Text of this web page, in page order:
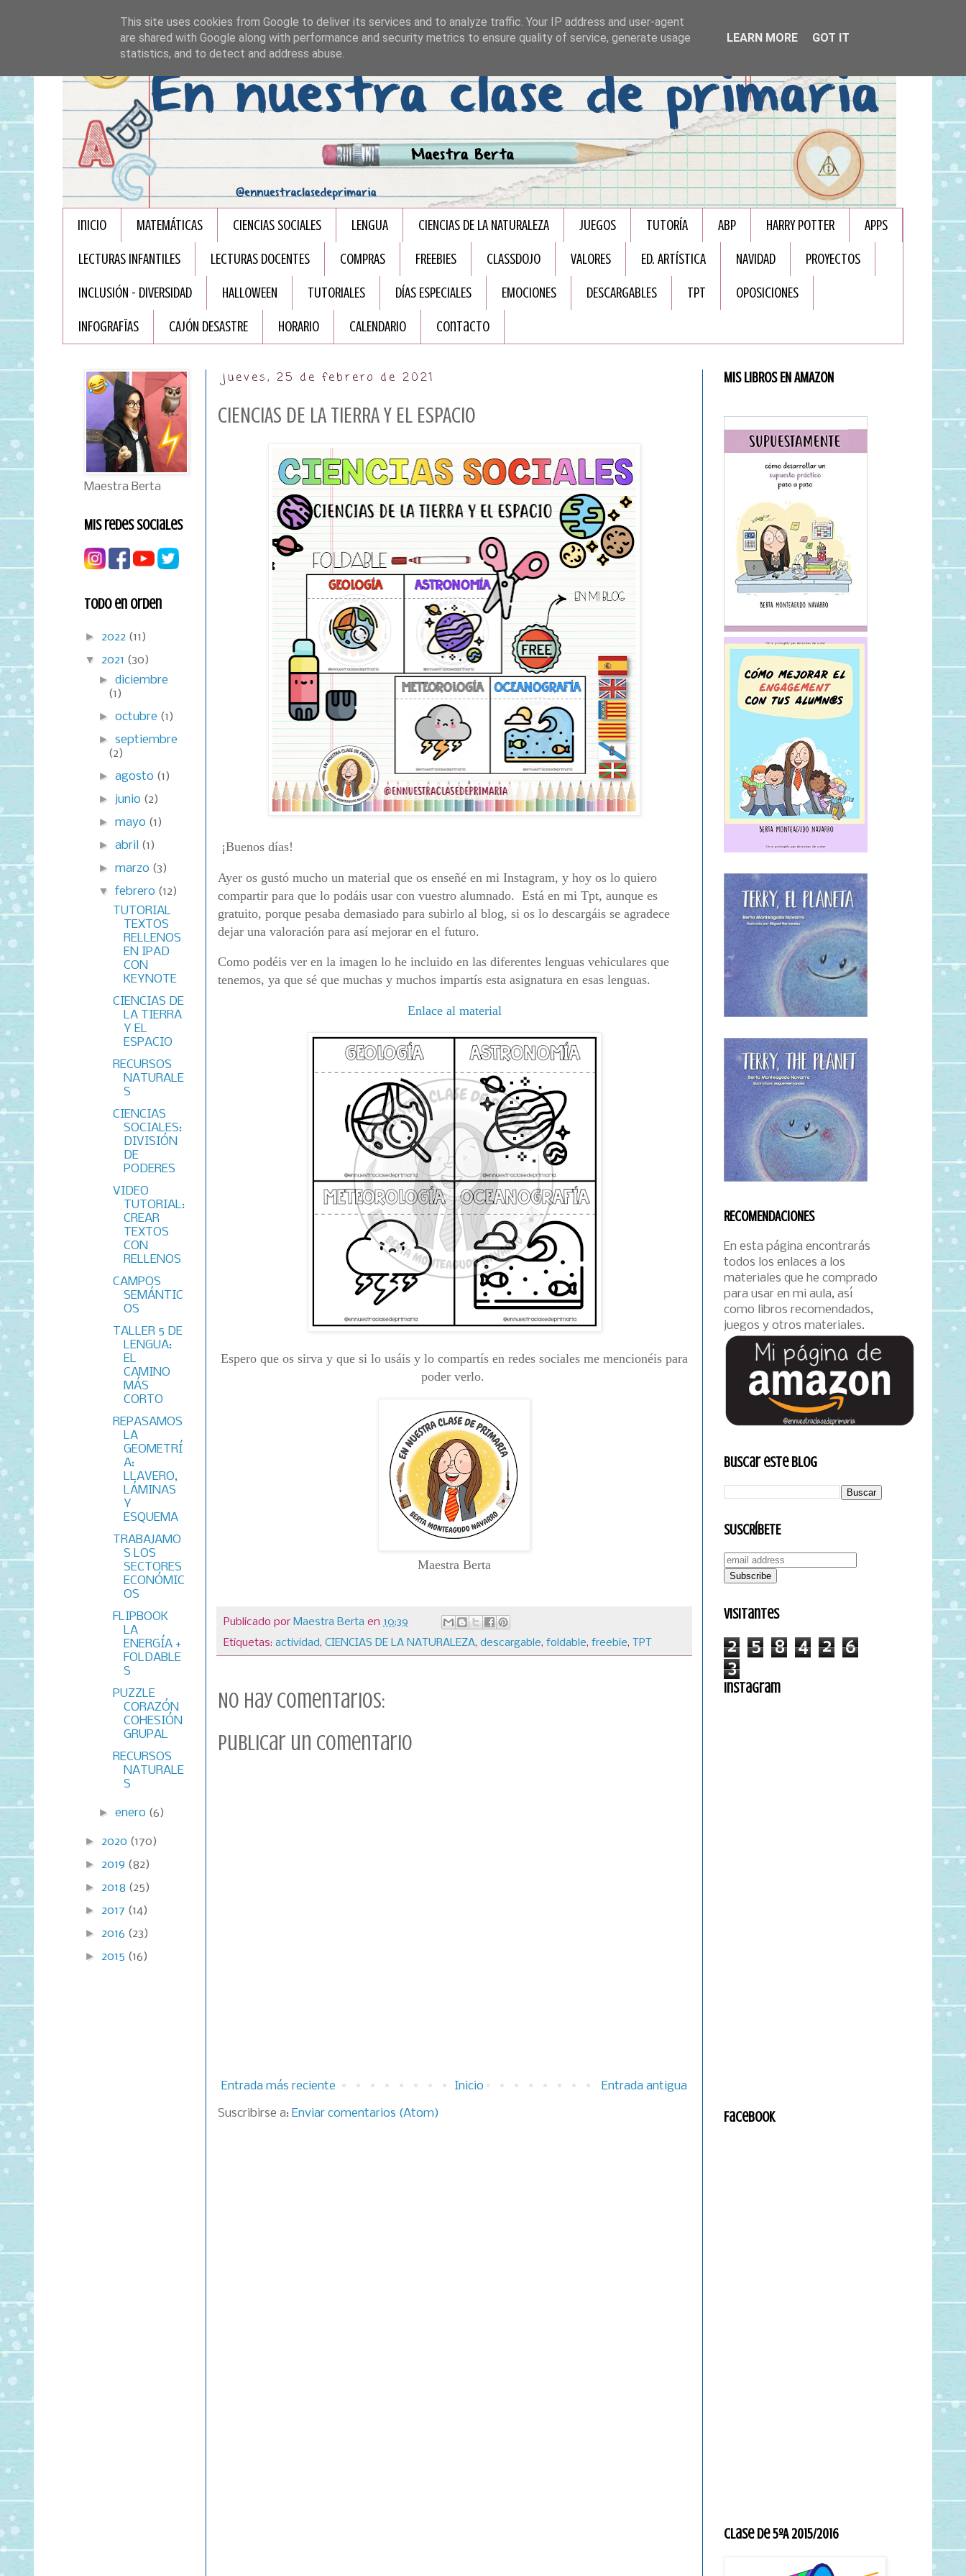
Inicio MATEMÁTICAS CIENCIAS SOCIALES LENGUA CIENCIAS DE LA NATURALEZA JUEGOS TUTORÍA ABP HARRY POTTER APPS
LECTURAS INFANTILES LECTURAS DOCENTES COMPRAS FREEBIES CLASSDOJO VALORES ED. ARTÍSTICA NAVIDAD PROYECTOS
INCLUSIÓN - DIVERSIDAD HALLOWEEN TUTORIALES DÍAS ESPECIALES EMOCIONES DESCARGABLES TPT OPOSICIONES
INFOGRAFÏAS CAJÓN DESASTRE HORARIO CALENDARIO Contacto
jueves, 25 de febrero de 2021
CIENCIAS DE LA TIERRA Y EL ESPACIO
¡Buenos días!
Ayer os gustó mucho un material que os enseñé en mi Instagram, y hoy os lo quiero
compartir para que lo podáis usar con vuestro alumnado. Está en mi Tpt, aunque es
gratuito, porque pesaba demasiado para subirlo al blog, si os lo descargáis se agradece
dejar una valoración para así mejorar en el futuro.
Como podéis ver en la imagen lo he incluido en las diferentes lenguas vehiculares que
tenemos, ya que sé que muchas y muchos impartís esta asignatura en esas lenguas.
Enlace al material
Espero que os sirva y que si lo usáis y lo compartís en redes sociales me mencionéis para
poder verlo.
Maestra Berta
Publicado por Maestra Berta en 10:39
Etiquetas: actividad, CIENCIAS DE LA NATURALEZA, descargable, foldable, freebie, TPT
No hay comentarios:
Publicar un comentario
Entrada más reciente Entrada antigua
Inicio
Suscribirse a: Enviar comentarios (Atom)
Maestra Berta
Mis redes sociales
Todo en orden
► 2022 (11)
▼ 2021 (30)
►diciembre
(1)
►octubre (1)
►septiembre
(2)
►agosto (1)
► junio (2)
►mayo (1)
►abril (1)
►marzo (3)
▼febrero (12)
TUTORIAL
TEXTOS
RELLENOS
EN IPAD
CON
KEYNOTE
CIENCIAS DE
LA TIERRA
Y EL
ESPACIO
RECURSOS
NATURALE
S
CIENCIAS
SOCIALES:
DIVISIÓN
DE
PODERES
VIDEO
TUTORIAL:
CREAR
TEXTOS
CON
RELLENOS
CAMPOS
SEMÁNTIC
OS
TALLER 5 DE
LENGUA:
EL
CAMINO
MÁS
CORTO
REPASAMOS
LA
GEOMETRÍ
A:
LLAVERO,
LÁMINAS
Y
ESQUEMA
TRABAJAMO
S LOS
SECTORES
ECONÓMIC
OS
FLIPBOOK
LA
ENERGÍA +
FOLDABLE
S
PUZZLE
CORAZÓN
COHESIÓN
GRUPAL
RECURSOS
NATURALE
S
►enero (6)
► 2020 (170)
► 2019 (82)
► 2018 (25)
► 2017 (14)
► 2016 (23)
► 2015 (16)
MIS LIBROS EN AMAZON
RECOMENDACIONES
En esta página encontrarás
todos los enlaces a los
materiales que he comprado
para usar en mi aula, así
como libros recomendados,
juegos y otros materiales.
Buscar este blog
SUSCRÍBETE
Visitantes
2 5 8 4 2
6
3
Instagram
Facebook
Clase de 5ºA 2015/2016
This site uses cookies from Google to deliver its services and to analyze traffic. Your IP address and user-agent
are shared with Google along with performance and security metrics to ensure quality of service, generate usage
statistics, and to detect and address abuse.
LEARN MORE GOT IT